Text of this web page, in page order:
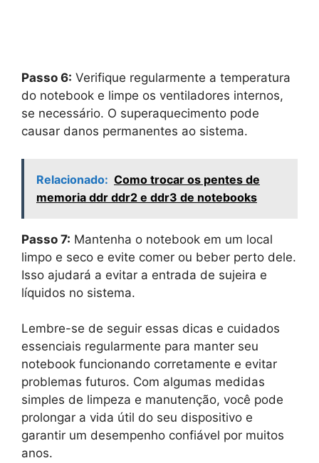
Passo 6: Verifique regularmente a temperatura
do notebook e limpe os ventiladores internos,
se necessário. O superaquecimento pode
causar danos permanentes ao sistema.
Relacionado: Como trocar os pentes de
memoria ddr ddr2 e ddr3 de notebooks
Passo 7: Mantenha o notebook em um local
limpo e seco e evite comer ou beber perto dele.
Isso ajudará a evitar a entrada de sujeira e
líquidos no sistema.
Lembre-se de seguir essas dicas e cuidados
essenciais regularmente para manter seu
notebook funcionando corretamente e evitar
problemas futuros. Com algumas medidas
simples de limpeza e manutenção, você pode
prolongar a vida útil do seu dispositivo e
garantir um desempenho confiável por muitos
anos.